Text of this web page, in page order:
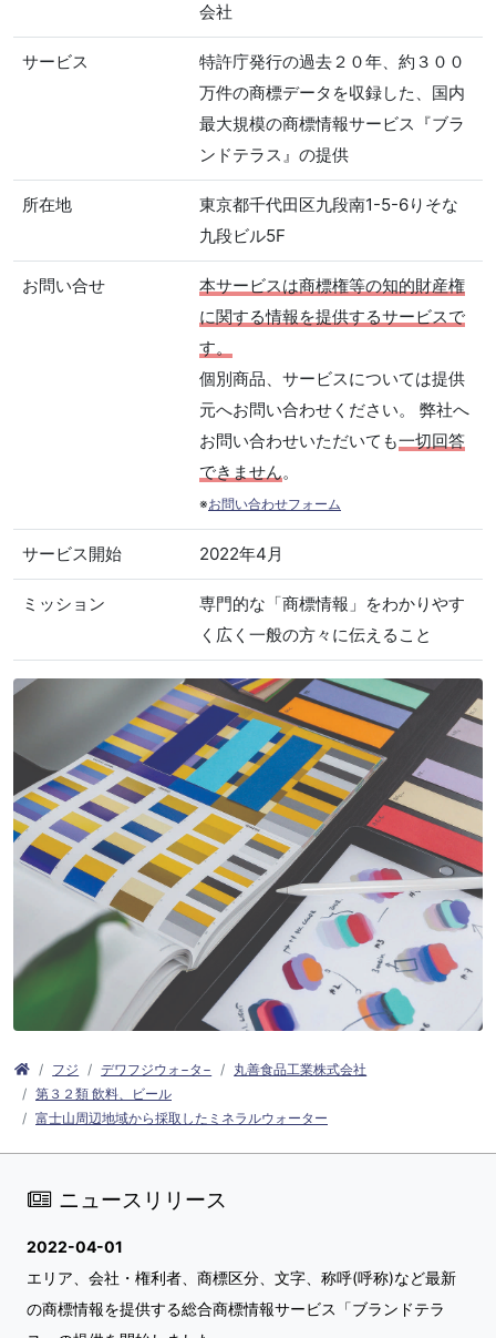
会社
サービス
特許庁発行の過去２０年、約３００
万件の商標データを収録した、国内
最大規模の商標情報サービス『ブラ
ンドテラス』の提供
所在地
東京都千代田区九段南1-5-6りそな
九段ビル5F
お問い合せ
本サービスは商標権等の知的財産権
に関する情報を提供するサービスで
す。
個別商品、サービスについては提供
元へお問い合わせください。 弊社へ
お問い合わせいただいても一切回答
できません。
※お問い合わせフォーム
サービス開始 2022年4月
ミッション
専門的な「商標情報」をわかりやす
く広く一般の方々に伝えること
フジ デワフジウォ−タ−
丸善食品工業株式会社
第３２類 飲料、ビール
富士山周辺地域から採取したミネラルウォーター
ニュースリリース
2022-04-01
エリア、会社・権利者、商標区分、文字、称呼(呼称)など最新
の商標情報を提供する総合商標情報サービス「ブランドテラ